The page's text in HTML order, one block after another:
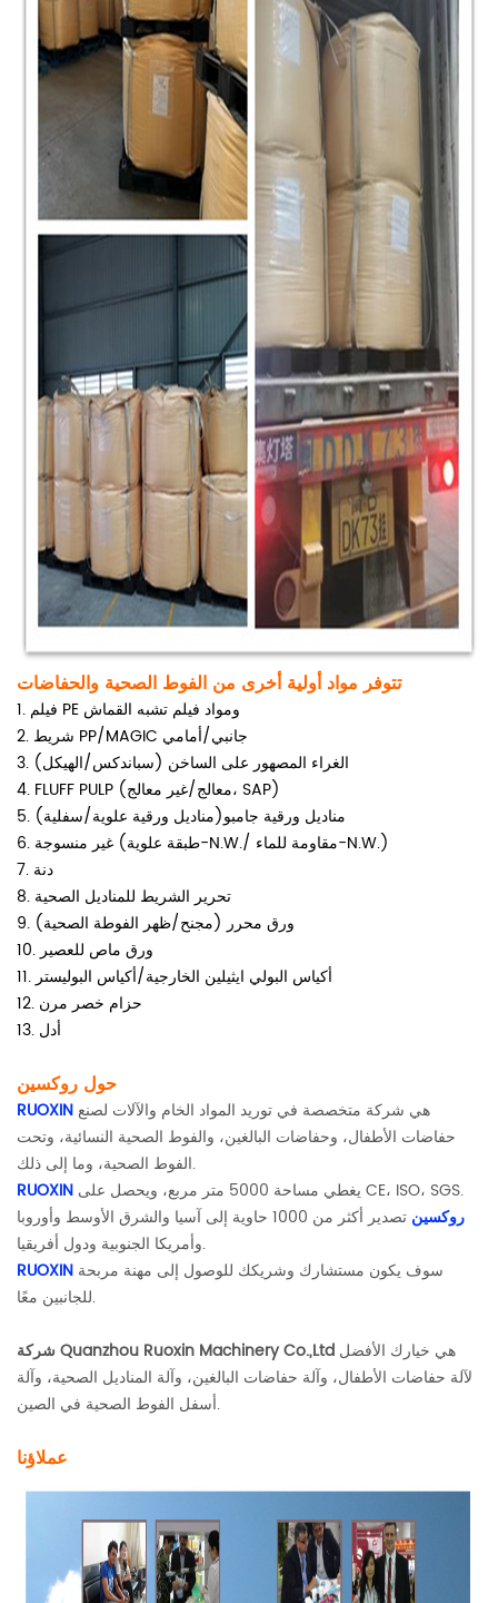
تتوفر مواد أولية أخرى من الفوط الصحية والحفاضات
1. فيلم PE ومواد فيلم تشبه القماش
2. شريط PP/MAGIC جانبي/أمامي
3. الغراء المصهور على الساخن (سباندكس/الهيكل)
4. FLUFF PULP (معالج/غير معالج، SAP)
5. مناديل ورقية جامبو(مناديل ورقية علوية/سفلية)
6. غير منسوجة (طبقة علوية-N.W./ مقاومة للماء-N.W.)
7. دنة
8. تحرير الشريط للمناديل الصحية
9. ورق محرر (مجنح/ظهر الفوطة الصحية)
10. ورق ماص للعصير
11. أكياس البولي ايثيلين الخارجية/أكياس البوليستر
12. حزام خصر مرن
13. أدل
حول روكسين
RUOXIN
حفاضات الأطفال، وحفاضات البالغين، والفوط الصحية النسائية، وتحت
الفوط الصحية، وما إلى ذلك.
RUOXIN
يغطي مساحة 5000 متر مربع، ويحصل على CE، ISO، SGS.
روكسين
تصدير أكثر من 1000 حاوية إلى آسيا والشرق الأوسط وأوروبا
وأمريكا الجنوبية ودول أفريقيا.
RUOXIN
للجانبين معًا.
شركة Quanzhou Ruoxin Machinery Co.,Ltd
لآلة حفاضات الأطفال، وآلة حفاضات البالغين، وآلة المناديل الصحية، وآلة
أسفل الفوط الصحية في الصين.
عملاؤنا